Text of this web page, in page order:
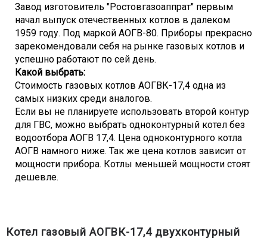
Завод изготовитель "Ростовгазоаппрат" первым
начал выпуск отечественных котлов в далеком
1959 году. Под маркой АОГВ-80. Приборы прекрасно
зарекомендовали себя на рынке газовых котлов и
успешно работают по сей день.
Какой выбрать:
Стоимость газовых котлов АОГВК-17,4 одна из
самых низких среди аналогов.
Если вы не планируете использовать второй контур
для ГВС, можно выбрать одноконтурный котел без
водоотбора АОГВ 17,4. Цена одноконтурного котла
АОГВ намного ниже. Так же цена котлов зависит от
мощности прибора. Котлы меньшей мощности стоят
дешевле.
Котел газовый АОГВК-17,4 двухконтурный